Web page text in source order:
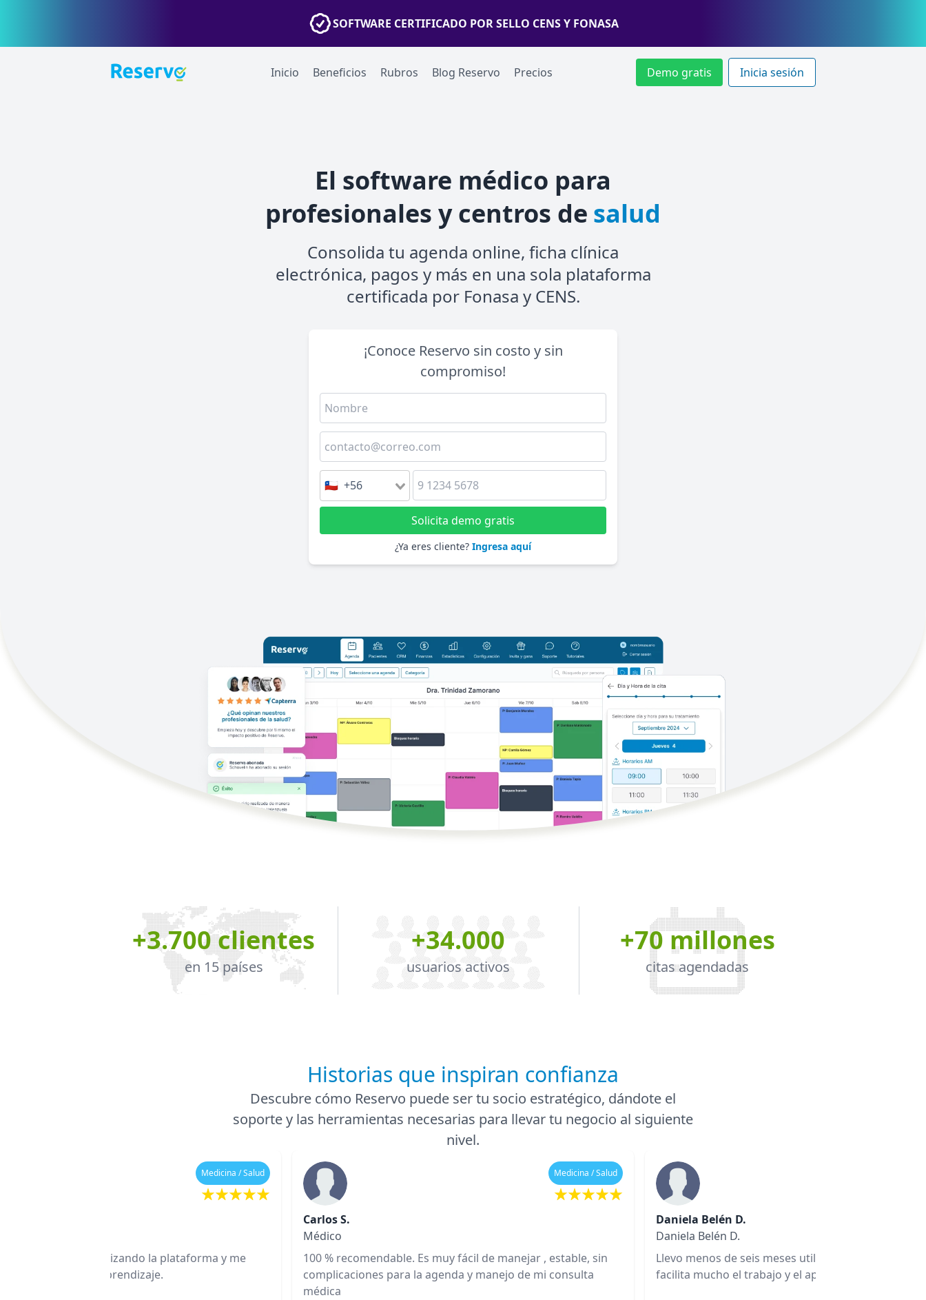
SOFTWARE CERTIFICADO POR SELLO CENS Y FONASA
Inicio Beneficios Rubros Blog Reservo Precios Demo gratis Inicia sesión
El software médico para
profesionales y centros de salud
Consolida tu agenda online, ficha clínica
electrónica, pagos y más en una sola plataforma
certificada por Fonasa y CENS.
¡Conoce Reservo sin costo y sin
compromiso!
🇨🇱 +56
Solicita demo gratis
¿Ya eres cliente? Ingresa aquí
+3.700 clientes
en 15 países
+34.000
usuarios activos
+70 millones
citas agendadas
Historias que inspiran confianza
Descubre cómo Reservo puede ser tu socio estratégico, dándote el
soporte y las herramientas necesarias para llevar tu negocio al siguiente
nivel.
Medicina / Salud
de seis meses utilizando la plataforma y me
el trabajo y el aprendizaje. ⠀ ⠀ ⠀ ⠀ ⠀ ⠀ ⠀ ⠀ ⠀
Medicina / Salud
Carlos S.
Médico
100 % recomendable. Es muy fácil de manejar , estable, sin
complicaciones para la agenda y manejo de mi consulta
médica ⠀ ⠀ ⠀ ⠀ ⠀ ⠀ ⠀ ⠀ ⠀ ⠀ ⠀ ⠀ ⠀ ⠀ ⠀ ⠀ ⠀ ⠀ ⠀ ⠀ ⠀ ⠀ ⠀ ⠀ ⠀
Daniela Belén D.
Daniela Belén D.
Llevo menos de seis meses utilizando la
facilita mucho el trabajo y el aprendizaje. ⠀ ⠀ ⠀ ⠀